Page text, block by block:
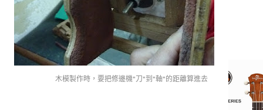
木模製作時，要把修邊機"刀"到"軸"的距離算進去